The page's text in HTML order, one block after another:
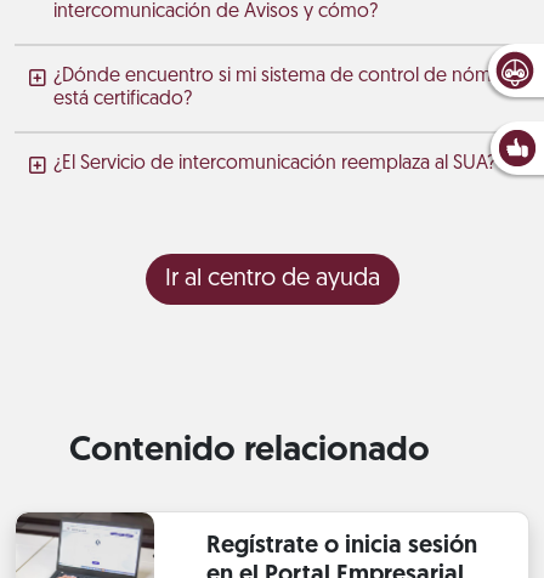
intercomunicación de Avisos y cómo?
¿Dónde encuentro si mi sistema de control de nómina
está certificado?
¿El Servicio de intercomunicación reemplaza al SUA?
Ir al centro de ayuda
Contenido relacionado
Regístrate o inicia sesión